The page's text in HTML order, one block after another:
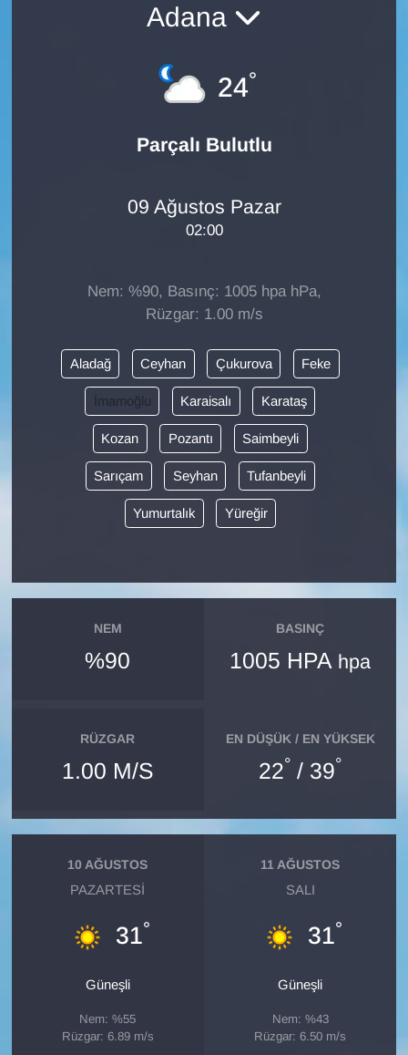
Adana
24°
Parçalı Bulutlu
09 Ağustos Pazar
02:00
Nem: %90, Basınç: 1005 hpa hPa,
Rüzgar: 1.00 m/s
Aladağ Ceyhan Çukurova Feke
İmamoğlu Karaisalı Karataş
Kozan Pozantı Saimbeyli
Sarıçam Seyhan Tufanbeyli
Yumurtalık Yüreğir
NEM
%90
BASINÇ
1005 HPA hpa
RÜZGAR
1.00 M/S
EN DÜŞÜK / EN YÜKSEK
22° / 39°
10 AĞUSTOS
PAZARTESI
31°
Güneşli
Nem: %55
Rüzgar: 6.89 m/s
11 AĞUSTOS
SALI
31°
Güneşli
Nem: %43
Rüzgar: 6.50 m/s
En çok konuşulanlar
GENEL
Güncel
Gündem
Kadın
Kim Kimdir?
Kültür & Sanat
KURDÎ
MAGAZİN